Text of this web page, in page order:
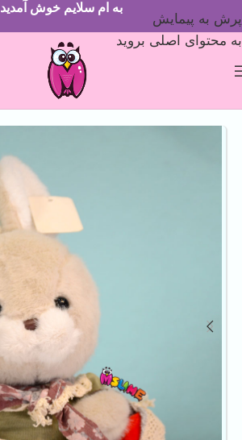
پرش به پیمایش
به محتوای اصلی بروید
به ام سلایم خوش آمدید